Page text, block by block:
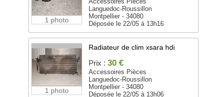
1 photo
Languedoc-Roussillon
Montpellier - 34080
Déposée le 22/05 à 13h16
1 photo
Radiateur de clim xsara hdi
Prix : 30 €
Accessoires Pièces
Languedoc-Roussillon
Montpellier - 34080
Déposée le 22/05 à 13h06